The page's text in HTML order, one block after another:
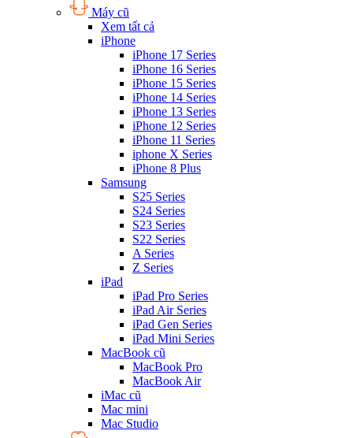
Máy cũ
Xem tất cả
iPhone
iPhone 17 Series
iPhone 16 Series
iPhone 15 Series
iPhone 14 Series
iPhone 13 Series
iPhone 12 Series
iPhone 11 Series
iphone X Series
iPhone 8 Plus
Samsung
S25 Series
S24 Series
S23 Series
S22 Series
A Series
Z Series
iPad
iPad Pro Series
iPad Air Series
iPad Gen Series
iPad Mini Series
MacBook cũ
MacBook Pro
MacBook Air
iMac cũ
Mac mini
Mac Studio